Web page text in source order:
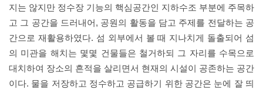
지는 않지만 정수장 기능의 핵심공간인 지하수조 부분에 주목하
고 그 공간을 드러내어, 공원의 활동을 담고 주제를 전달하는 공
간으로 재활용하였다. 섬 외부에서 볼 때 지나치게 돌출되어 섬
의 미관을 해치는 몇몇 건물들은 철거하되 그 자리를 수목으로
대치하여 장소의 흔적을 살리면서 현재의 시설이 공존하는 공간
이다. 물을 저장하고 정수하고 공급하기 위한 공간은 눈에 잘 띄